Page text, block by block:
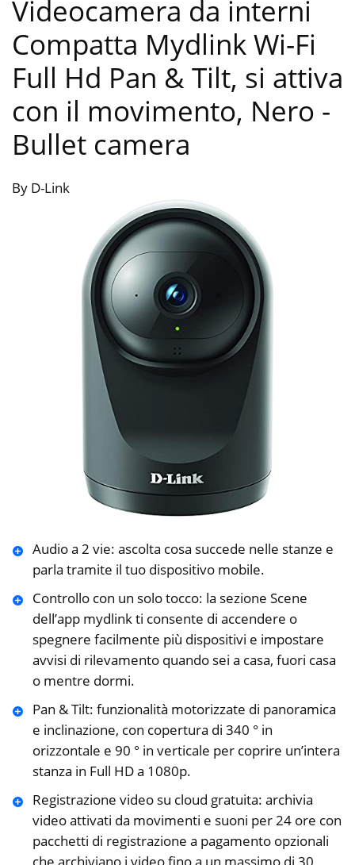
Videocamera da interni
Compatta Mydlink Wi-Fi
Full Hd Pan & Tilt, si attiva
con il movimento, Nero -
Bullet camera
By D-Link
Audio a 2 vie: ascolta cosa succede nelle stanze e
parla tramite il tuo dispositivo mobile.
Controllo con un solo tocco: la sezione Scene
dell’app mydlink ti consente di accendere o
spegnere facilmente più dispositivi e impostare
avvisi di rilevamento quando sei a casa, fuori casa
o mentre dormi.
Pan & Tilt: funzionalità motorizzate di panoramica
e inclinazione, con copertura di 340 ° in
orizzontale e 90 ° in verticale per coprire un’intera
stanza in Full HD a 1080p.
Registrazione video su cloud gratuita: archivia
video attivati ​​da movimenti e suoni per 24 ore con
pacchetti di registrazione a pagamento opzionali